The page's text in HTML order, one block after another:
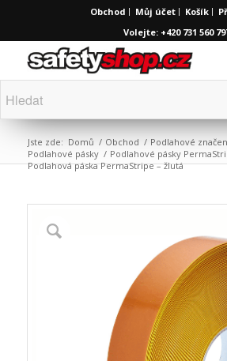
Obchod Můj účet Košík
Volejte: +420 731 560
Jste zde: Domů / Obchod / Podlahové
Podlahové pásky / Podlahové pásky
Podlahová páska PermaStripe – žlutá